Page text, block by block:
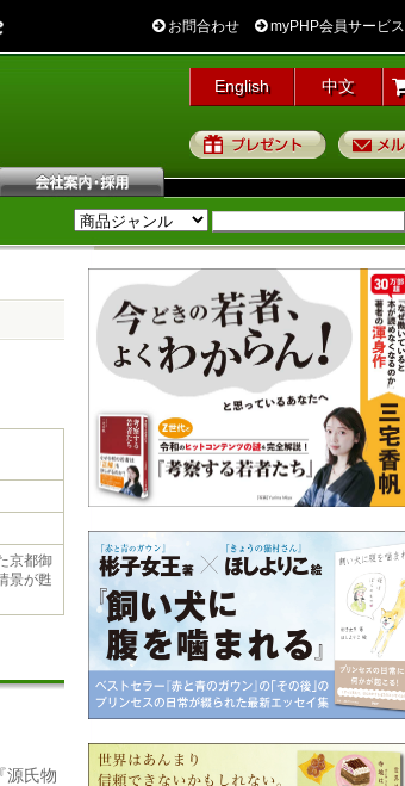
お問合わせ myPHP会員サービス
English 中文
プレゼント
京都御
景が甦
源氏物